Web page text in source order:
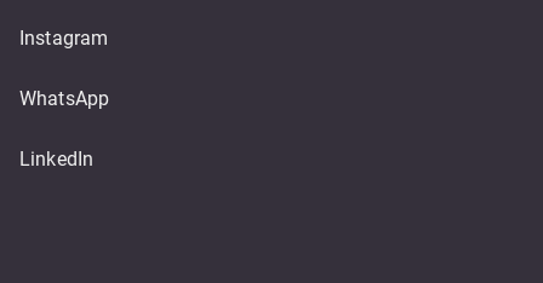
Instagram
WhatsApp
LinkedIn